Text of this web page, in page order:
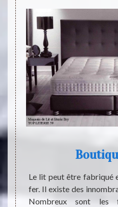
le lit
Le lit peut être fabriqué
fer. Il existe des
Nombreux sont les